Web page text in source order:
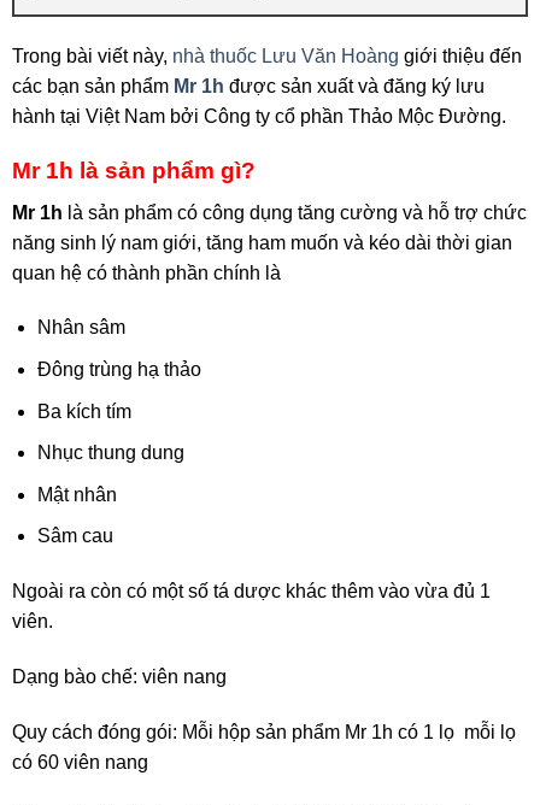
Trong bài viết này, nhà thuốc Lưu Văn Hoàng giới thiệu đến
các bạn sản phẩm Mr 1h được sản xuất và đăng ký lưu
hành tại Việt Nam bởi Công ty cổ phần Thảo Mộc Đường.
Mr 1h là sản phẩm gì?
Mr 1h là sản phẩm có công dụng tăng cường và hỗ trợ chức
năng sinh lý nam giới, tăng ham muốn và kéo dài thời gian
quan hệ có thành phần chính là
Nhân sâm
Đông trùng hạ thảo
Ba kích tím
Nhục thung dung
Mật nhân
Sâm cau
Ngoài ra còn có một số tá dược khác thêm vào vừa đủ 1
viên.
Dạng bào chế: viên nang
Quy cách đóng gói: Mỗi hộp sản phẩm Mr 1h có 1 lọ mỗi lọ
có 60 viên nang